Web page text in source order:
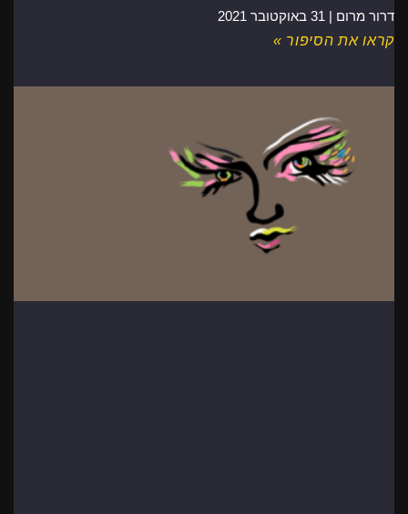
דרור מרום | 31 באוקטובר 2021
קראו את הסיפור »